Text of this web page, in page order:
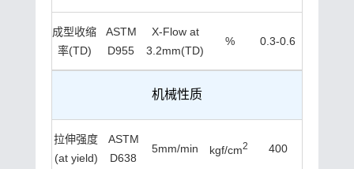
成型收缩
率(TD)
ASTM
D955
X-Flow at
3.2mm(TD)
% 0.3-0.6
机械性质
拉伸强度
(at yield)
ASTM
D638
5mm/min kgf/cm2 400